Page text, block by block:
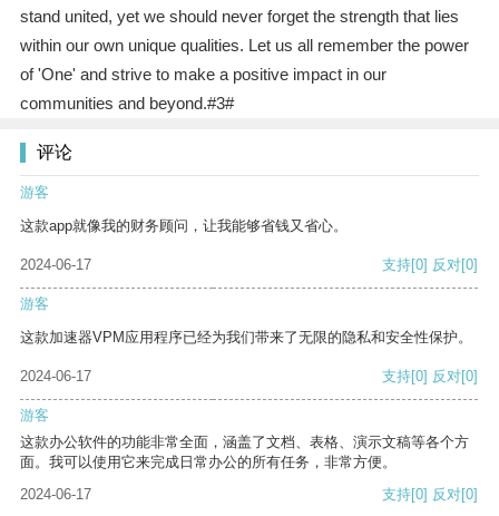
stand united, yet we should never forget the strength that lies
within our own unique qualities. Let us all remember the power
of 'One' and strive to make a positive impact in our
communities and beyond.#3#
评论
游客
这款app就像我的财务顾问，让我能够省钱又省心。
2024-06-17 支持[0] 反对[0]
游客
这款加速器VPM应用程序已经为我们带来了无限的隐私和安全性保护。
2024-06-17 支持[0] 反对[0]
游客
这款办公软件的功能非常全面，涵盖了文档、表格、演示文稿等各个方
面。我可以使用它来完成日常办公的所有任务，非常方便。
2024-06-17
支持[0] 反对[0]